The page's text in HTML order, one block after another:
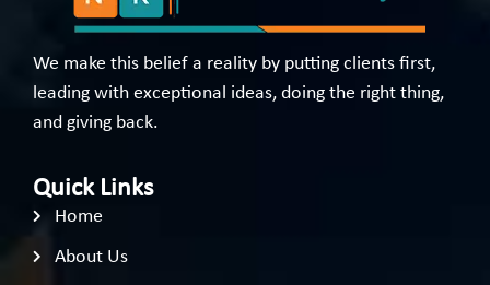
We make this belief a reality by putting clients first,
leading with exceptional ideas, doing the right thing,
and giving back.
Quick Links
Home
About Us